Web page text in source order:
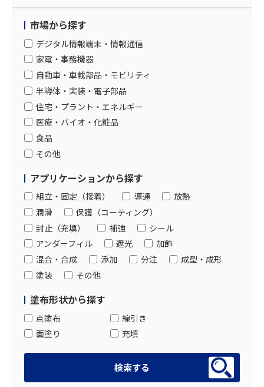
市場から探す
デジタル情報端末・情報通信
家電・事務機器
自動車・車載部品・モビリティ
半導体・実装・電子部品
住宅・プラント・エネルギー
医療・バイオ・化粧品
食品
その他
アプリケーションから探す
組立・固定（接着） 導通
放熱
潤滑
保護（コーティング）
封止（充填）
補強
シール
アンダーフィル
遮光
加飾
混合・合成
添加 分注
成型・成形
塗装
その他
塗布形状から探す
点塗布
線引き
面塗り
充填